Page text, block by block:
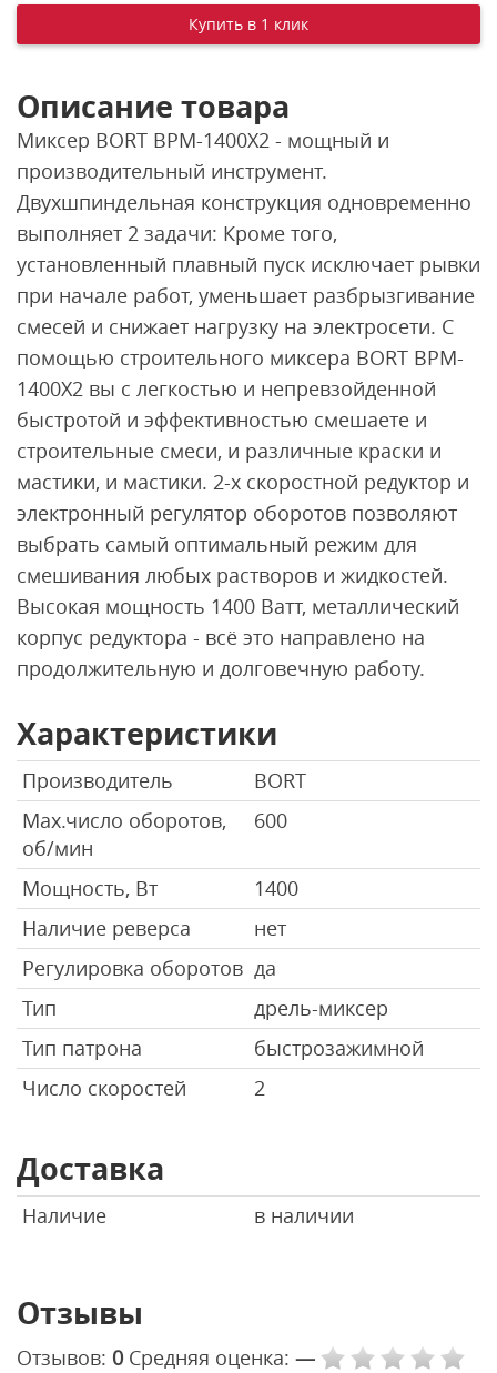
Описание товара
Миксер BORT BPM-1400X2 - мощный и
производительный инструмент.
Двухшпиндельная конструкция одновременно
выполняет 2 задачи: Кроме того,
установленный плавный пуск исключает рывки
при начале работ, уменьшает разбрызгивание
смесей и снижает нагрузку на электросети. С
помощью строительного миксера BORT BPM-
1400X2 вы с легкостью и непревзойденной
быстротой и эффективностью смешаете и
строительные смеси, и различные краски и
мастики, и мастики. 2-х скоростной редуктор и
электронный регулятор оборотов позволяют
выбрать самый оптимальный режим для
смешивания любых растворов и жидкостей.
Высокая мощность 1400 Ватт, металлический
корпус редуктора - всё это направлено на
продолжительную и долговечную работу.
Характеристики
Производитель
BORT
Мах.число оборотов,
об/мин
600
Мощность, Вт
1400
Наличие реверса
нет
Регулировка оборотов да
Тип
дрель-миксер
Тип патрона
быстрозажимной
Число скоростей
2
Доставка
Наличие в наличии
Отзывы
Отзывов: 0 Средняя оценка: —